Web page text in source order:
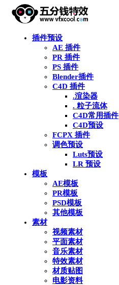
插件预设
AE 插件
PR 插件
PS 插件
Blender插件
C4D 插件
.渲染器
. 粒子流体
C4D常用插件
C4D预设
FCPX 插件
调色预设
Luts预设
LR 预设
模板
AE模板
PR模板
PSD模板
其他模板
素材
视频素材
平面素材
音乐素材
特效素材
材质贴图
电影资料